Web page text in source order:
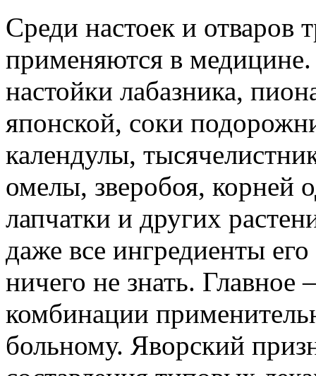
Среди настоек и отваров
применяются в медицине.
настойки лабазника,
японской, соки
календулы,
омелы, зверобоя, корней
лапчатки и других
даже все ингредиенты
ничего не знать. Главное
комбинации
больному. Яворский